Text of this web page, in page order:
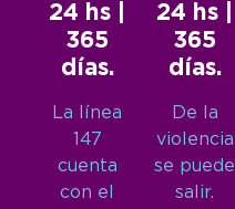
24 hs |
365
días.
La línea
147
cuenta
con el
24 hs |
365
días.
De la
violencia
se puede
salir.